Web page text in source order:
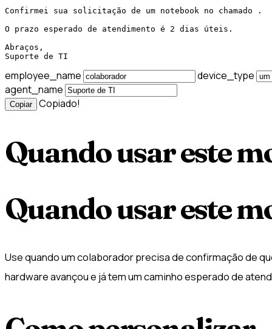
Confirmei sua solicitação de um notebook no chamado .
O prazo esperado de atendimento é 2 dias úteis.
Abraços,
Suporte de TI
employee_name
device_type
agent_name
Copiar Copiado!
Quando usar este
Quando usar este
Use quando um colaborador precisa de confirmação de
hardware avançou e já tem um caminho esperado de